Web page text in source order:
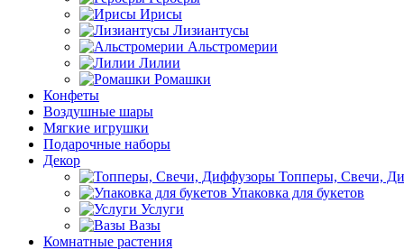
Ирисы
Лизиантусы
Альстромерии
Лилии
Ромашки
Конфеты
Воздушные шары
Мягкие игрушки
Подарочные наборы
Декор
Топперы, Свечи,
Упаковка для букетов
Услуги
Вазы
Комнатные растения